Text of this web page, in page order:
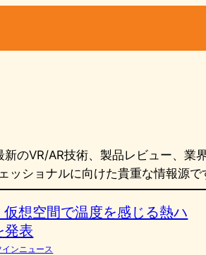
のVR/AR技術、製品レビュー、業
ショナルに向けた貴重な情報源で
想空間で温度を感じる熱ハ
発表
ンニュース